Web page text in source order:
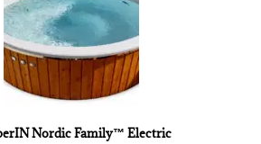
Nordic Family™ Electric